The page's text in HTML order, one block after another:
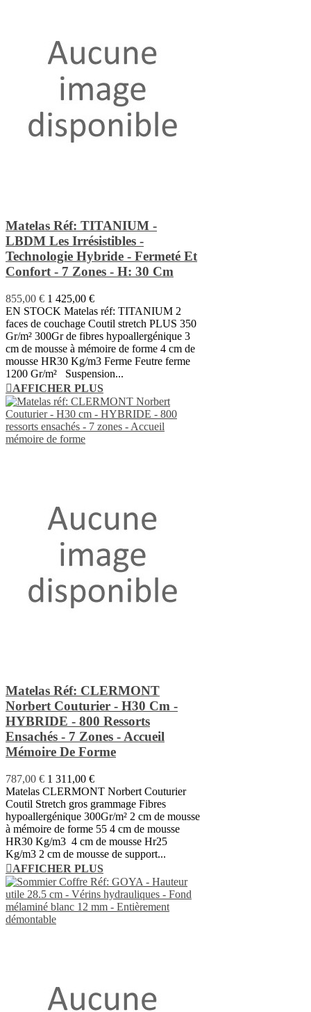
Matelas Réf: TITANIUM -
LBDM Les Irrésistibles -
Technologie Hybride - Fermeté Et
Confort - 7 Zones - H: 30 Cm
855,00 € 1 425,00 €
EN STOCK Matelas réf: TITANIUM 2
faces de couchage Coutil stretch PLUS 350
Gr/m² 300Gr de fibres hypoallergénique 3
cm de mousse à mémoire de forme 4 cm de
mousse HR30 Kg/m3 Ferme Feutre ferme
1200 Gr/m² Suspension...
AFFICHER PLUS
Matelas Réf: CLERMONT
Norbert Couturier - H30 Cm -
HYBRIDE - 800 Ressorts
Ensachés - 7 Zones - Accueil
Mémoire De Forme
787,00 € 1 311,00 €
Matelas CLERMONT Norbert Couturier
Coutil Stretch gros grammage Fibres
hypoallergénique 300Gr/m² 2 cm de mousse
à mémoire de forme 55 4 cm de mousse
HR30 Kg/m3 4 cm de mousse Hr25
Kg/m3 2 cm de mousse de support...
AFFICHER PLUS